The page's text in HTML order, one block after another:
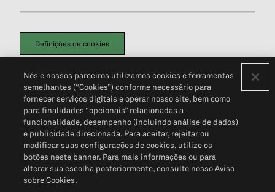
Definições de cookies
Política de PrivacidadePortal de privacidade do cliente (em inglês)
Não Venda Minhas Informações Pessoais© 2026 S&P Global
Nós e nossos parceiros utilizamos cookies e ferramentas
semelhantes (“Cookies”) conforme necessário para
fornecer serviços digitais e operar nosso site, bem como
para finalidades “opcionais” relacionadas a
funcionalidade, desempenho (incluindo análise de dados)
e publicidade direcionada. Para aceitar, rejeitar ou
modificar suas configurações de cookies, utilize os
botões neste banner. Para mais informações ou para
alterar sua escolha posteriormente, consulte nosso Aviso
sobre Cookies.